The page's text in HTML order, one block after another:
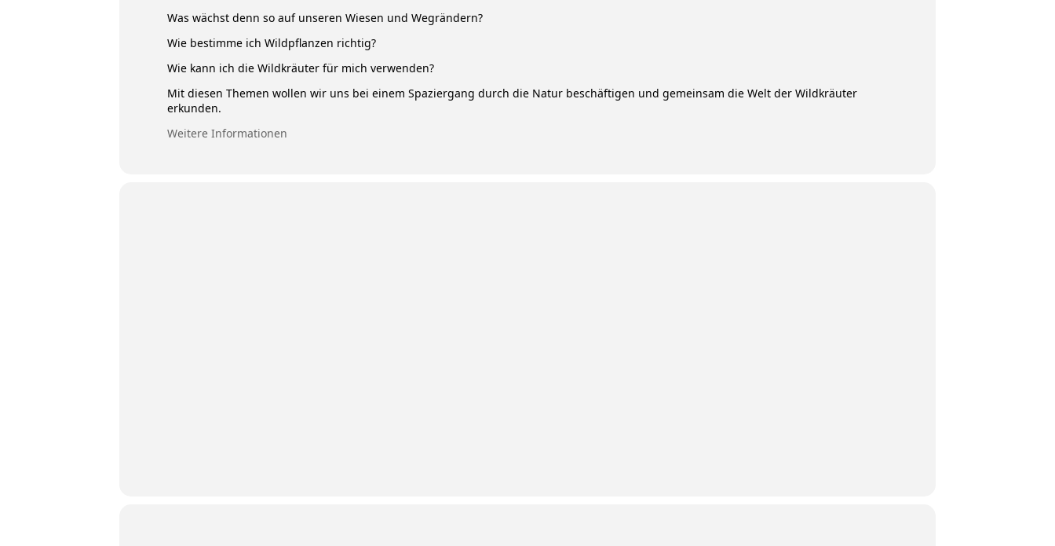
Was wächst denn so auf unseren Wiesen und Wegrändern?
Wie bestimme ich Wildpflanzen richtig?
Wie kann ich die Wildkräuter für mich verwenden?
Mit diesen Themen wollen wir uns bei einem Spaziergang durch die Natur beschäftigen und gemeinsam die Welt der Wildkräuter
erkunden.
Weitere Informationen